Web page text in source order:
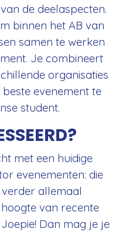
de deelaspecten.
binnen het AB van
samen te werken
Je combineert
organisaties
evenement te
student.
met een huidige
evenementen: die
allemaal
van recente
Dan mag je je